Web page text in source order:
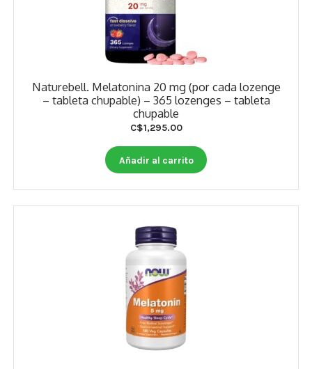
Naturebell. Melatonina 20 mg (por cada lozenge
– tableta chupable) – 365 lozenges – tableta
chupable
C$1,295.00
Añadir al carrito